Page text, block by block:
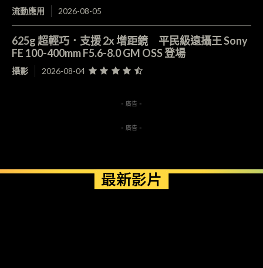
流動應用 2026-08-05
625g 超輕巧．支援 2x 增距鏡 平民級遠攝王 Sony
FE 100-400mm F5.6-8.0 GM OSS 登場
攝影 2026-08-04
- 廣告 -
- 廣告 -
最新影片